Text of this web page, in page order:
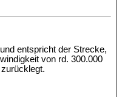
entspricht der Strecke,
von rd. 300.000